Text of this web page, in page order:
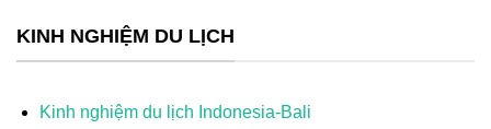
KINH NGHIỆM DU LỊCH
Kinh nghiệm du lịch Indonesia-Bali